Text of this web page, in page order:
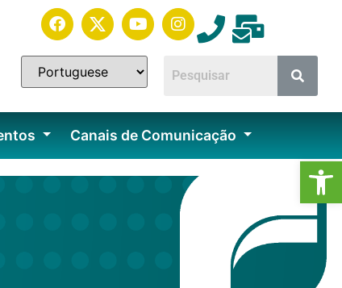
Canais de Comunicação